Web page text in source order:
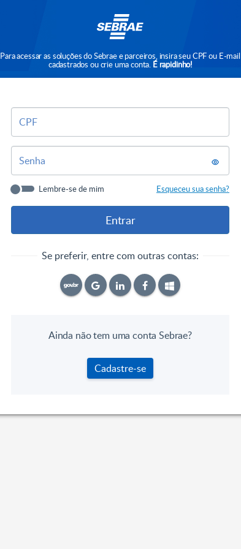
Para acessar as soluções do Sebrae e parceiros, insira seu CPF ou E-mail
cadastrados ou crie uma conta. É rapidinho!
CPF
Senha
Lembre-se de mim Esqueceu sua senha?
Se preferir, entre com outras contas:
Ainda não tem uma conta Sebrae?
Cadastre-se